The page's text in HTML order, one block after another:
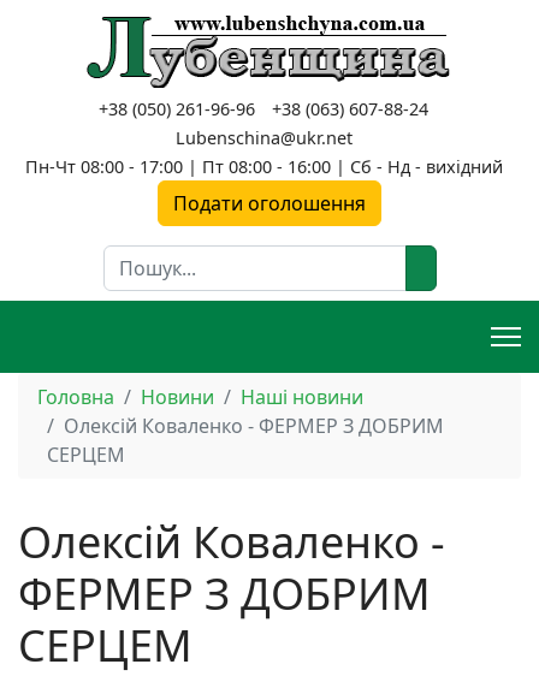
+38 (050) 261-96-96
+38 (063) 607-88-24
Lubenschina@ukr.net
Пн-Чт 08:00 - 17:00 | Пт 08:00 - 16:00 | Сб - Нд - вихідний
Подати оголошення
Пошук
Головна Новини
Наші новини
Олексій Коваленко - ФЕРМЕР З ДОБРИМ
СЕРЦЕМ
Олексій Коваленко -
ФЕРМЕР З ДОБРИМ
СЕРЦЕМ